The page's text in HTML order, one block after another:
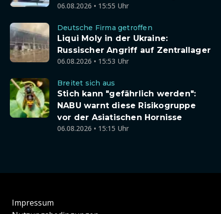
06.08.2026 • 15:55 Uhr
Deutsche Firma getroffen
Liqui Moly in der Ukraine:
Russischer Angriff auf Zentrallager
06.08.2026 • 15:53 Uhr
Breitet sich aus
Stich kann "gefährlich werden":
NABU warnt diese Risikogruppe
vor der Asiatischen Hornisse
06.08.2026 • 15:15 Uhr
Impressum